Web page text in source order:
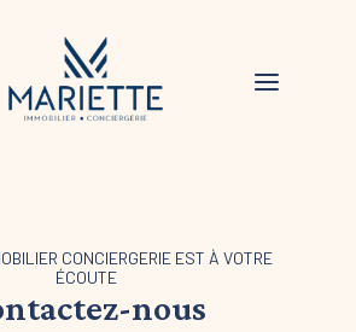
nous
CONCIERGERIE EST À VOTRE
ÉCOUTE